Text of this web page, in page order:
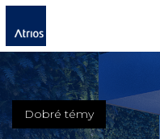
Dobré témy